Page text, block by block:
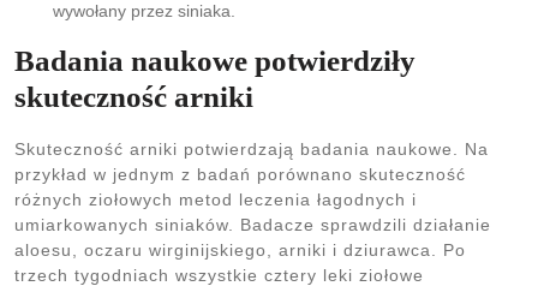
wywołany przez siniaka.
Badania naukowe potwierdziły
skuteczność arniki
Skuteczność arniki potwierdzają badania naukowe. Na
przykład w jednym z badań porównano skuteczność
różnych ziołowych metod leczenia łagodnych i
umiarkowanych siniaków. Badacze sprawdzili działanie
aloesu, oczaru wirginijskiego, arniki i dziurawca. Po
trzech tygodniach wszystkie cztery leki ziołowe